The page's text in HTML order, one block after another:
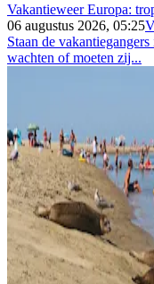
Vakantieweer Europa:
06 augustus 2026, 05:25
Staan de
wachten of moeten zij...